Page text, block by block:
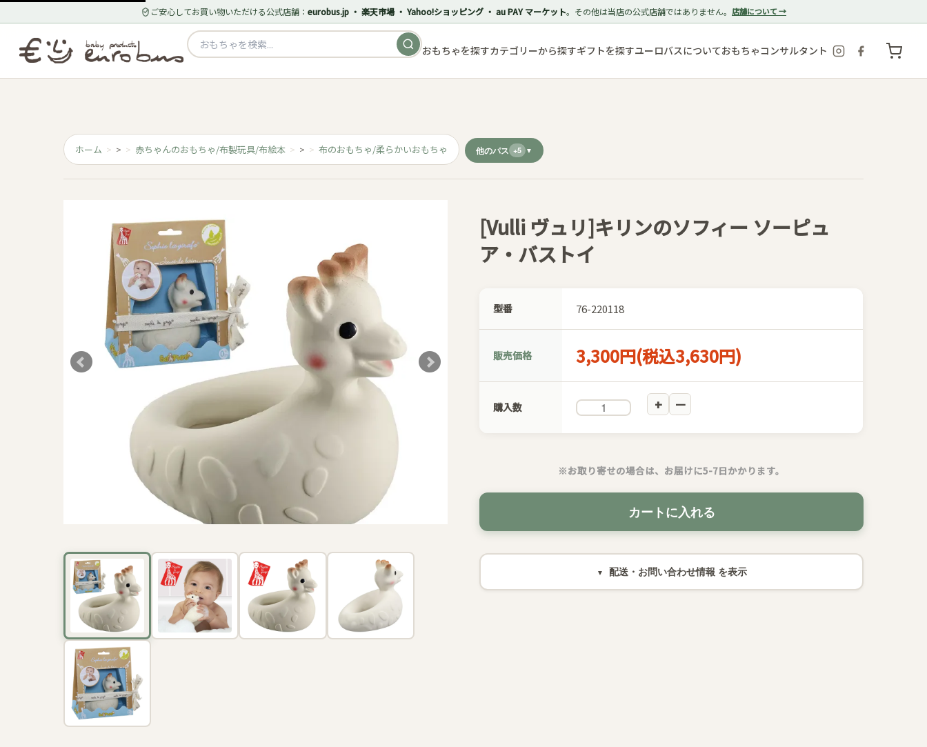
ご安心してお買い物いただける公式店舗： eurobus.jp ・ 楽天市場 ・ Yahoo!ショッピング ・ au PAY マーケット。その他は当店の公式店舗ではありません。 店舗について →
おもちゃを探すカテゴリーから探すギフトを探すユーロバスについておもちゃコンサルタント
ホーム > 赤ちゃんのおもちゃ/布製玩具/布絵本 > 布のおもちゃ/柔らかいおもちゃ 他のパス +5
[Vulli ヴュリ]キリンのソフィー ソーピュ
ア・バストイ
型番 76-220118
販売価格 3,300円(税込3,630円)
購入数
※お取り寄せの場合は、お届けに5-7日かかります。
カートに入れる
配送・お問い合わせ情報